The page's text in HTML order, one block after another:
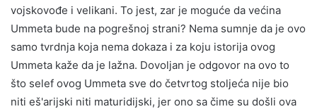
vojskovođe i velikani. To jest, zar je moguće da većina
Ummeta bude na pogrešnoj strani? Nema sumnje da je ovo
samo tvrdnja koja nema dokaza i za koju istorija ovog
Ummeta kaže da je lažna. Dovoljan je odgovor na ovo to
što selef ovog Ummeta sve do četvrtog stoljeća nije bio
niti eš'arijski niti maturidijski, jer ono sa čime su došli ova